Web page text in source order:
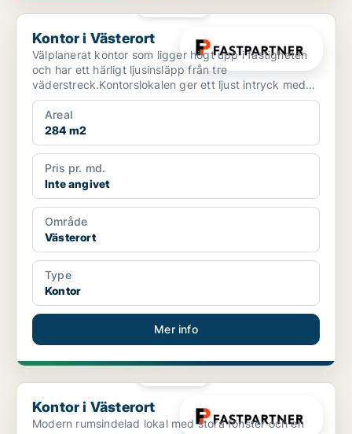
Kontor i Västerort
Kontor i Västerort
Välplanerat kontor som ligger högt upp i fastigheten
och har ett härligt ljusinsläpp från tre
väderstreck.Kontorslokalen ger ett ljust intryck med
härligt lj...
Areal
284 m2
Pris pr. md.
Inte angivet
Område
Västerort
Type
Kontor
Mer info
Kontor i Västerort
Kontor i Västerort
Modern rumsindelad lokal med stora fönster och en